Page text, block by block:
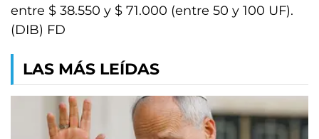
entre $ 38.550 y $ 71.000 (entre 50 y 100 UF).
(DIB) FD
LAS MÁS LEÍDAS